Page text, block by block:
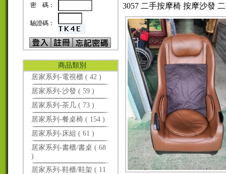
密 碼：
驗證碼：
商品類別
居家系列-電視櫃 ( 42 )
居家系列-沙發 ( 59 )
居家系列-茶几 ( 73 )
居家系列-餐桌椅 ( 154 )
居家系列-床組 ( 61 )
居家系列-書櫃/書桌 ( 68
)
居家系列-鞋櫃/鞋架 ( 11
3057 二手按摩椅 按摩沙發